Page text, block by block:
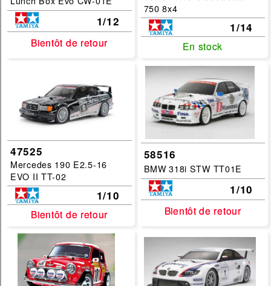
1/12
Bientôt de retour
Bientôt de retour
750 8x4
1/14
En stock
En stock
47525
Mercedes 190 E2.5-16
EVO II TT-02
1/10
Bientôt de retour
Bientôt de retour
58516
BMW 318i STW TT01E
1/10
Bientôt de retour
Bientôt de retour